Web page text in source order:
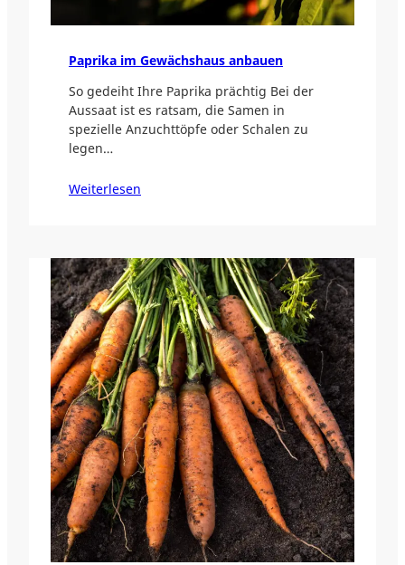
Paprika im Gewächshaus anbauen
So gedeiht Ihre Paprika prächtig Bei der
Aussaat ist es ratsam, die Samen in
spezielle Anzuchttöpfe oder Schalen zu
legen…
Weiterlesen